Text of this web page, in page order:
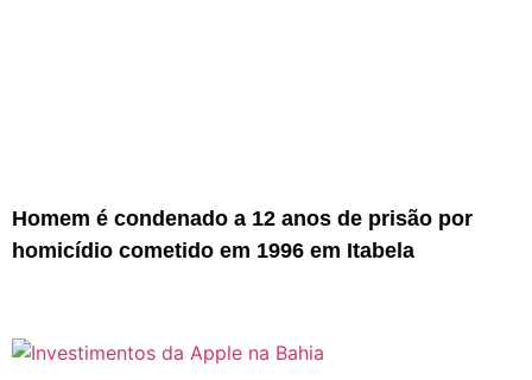
Homem é condenado a 12 anos de prisão por
homicídio cometido em 1996 em Itabela